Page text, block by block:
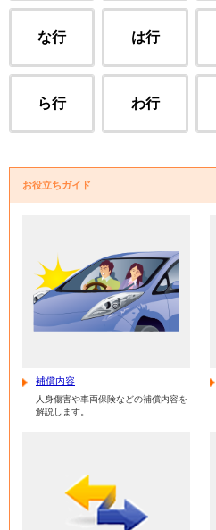
な行 は行
ら行 わ行
お役立ちガイド
補償内容
人身傷害や車両保険などの補償内容を
解説します。